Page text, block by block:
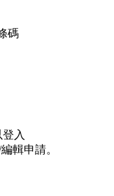
碼
入
輯申請。